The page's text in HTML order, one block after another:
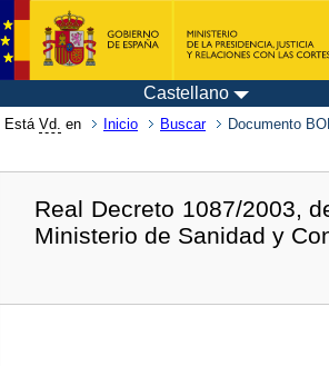
Castellano
Está Vd. en Inicio Buscar Documento
Real Decreto 1087/2003,
Ministerio de Sanidad y